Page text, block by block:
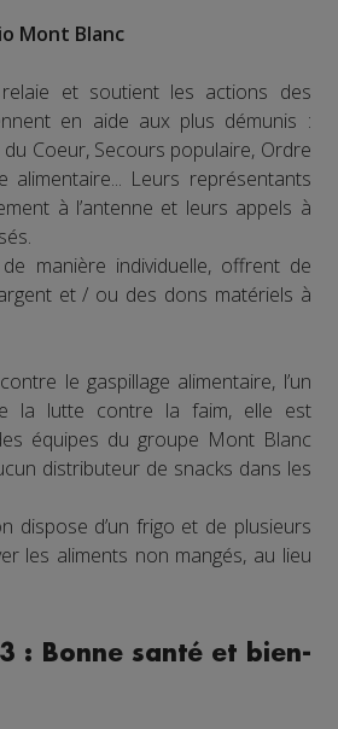
Mont Blanc
et soutient les actions des
en aide aux plus démunis :
Coeur, Secours populaire, Ordre
alimentaire... Leurs représentants
à l’antenne et leurs appels à
manière individuelle, offrent de
et / ou des dons matériels à
le gaspillage alimentaire, l’un
la lutte contre la faim, elle est
équipes du groupe Mont Blanc
distributeur de snacks dans les
dispose d’un frigo et de plusieurs
les aliments non mangés, au lieu
: Bonne santé et bien-